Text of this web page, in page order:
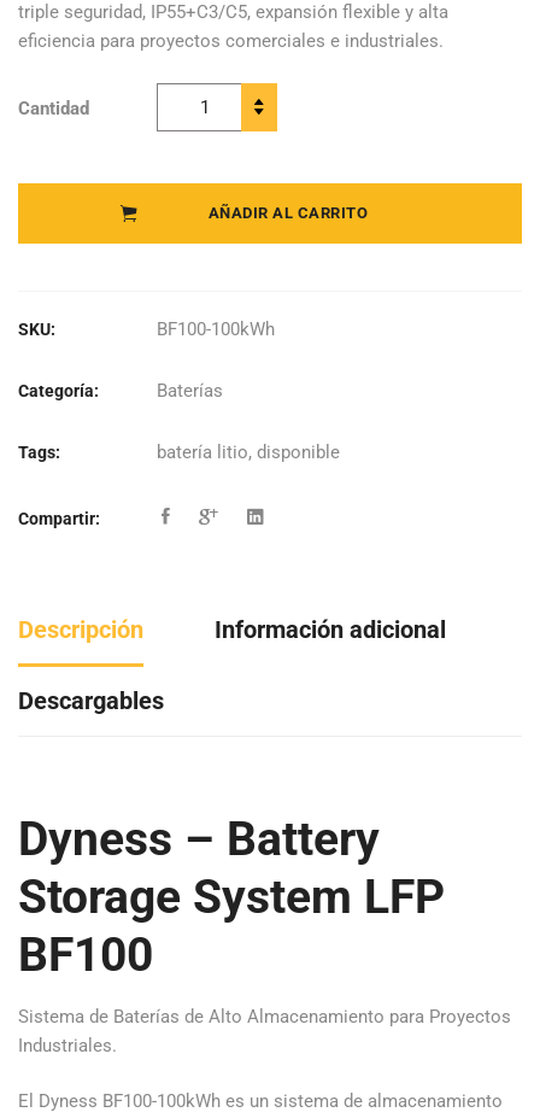
$30.000.000.
triple seguridad, IP55+C3/C5, expansión flexible y alta
eficiencia para proyectos comerciales e industriales.
Cantidad
Dyness -
Battery
BF100
AÑADIR AL CARRITO
SKU: BF100-100kWh
Categoría: Baterías
Tags: batería litio, disponible
Compartir:
Descripción Información adicional
Descargables
Dyness – Battery
Storage System LFP
BF100
Sistema de Baterías de Alto Almacenamiento para Proyectos
Industriales.
El Dyness BF100-100kWh es un sistema de almacenamiento